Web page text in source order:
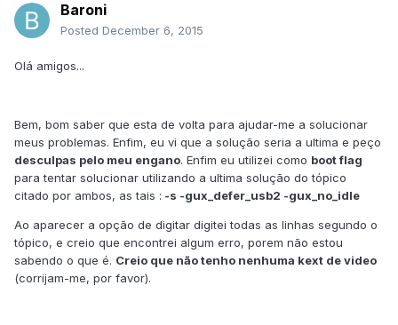
Baroni
Posted December 6, 2015
Olá amigos...
Bem, bom saber que esta de volta para ajudar-me a solucionar
meus problemas. Enfim, eu vi que a solução seria a ultima e peço
desculpas pelo meu engano. Enfim eu utilizei como boot flag
para tentar solucionar utilizando a ultima solução do tópico
citado por ambos, as tais : -s -gux_defer_usb2 -gux_no_idle
Ao aparecer a opção de digitar digitei todas as linhas segundo o
tópico, e creio que encontrei algum erro, porem não estou
sabendo o que é. Creio que não tenho nenhuma kext de video
(corrijam-me, por favor).